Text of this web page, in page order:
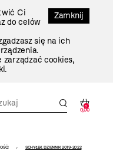
Zamknij
Ci
do celów
się na ich
zarządzać cookies,
0
0,00
SCHYŁEK. DZIENNIK 2019-2022